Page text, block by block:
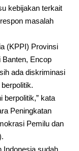
kebijakan terkait
masalah
(KPPI) Provinsi
Banten, Encop
ada diskriminasi
berpolitik,” kata
Peningkatan
Pemilu dan
Indonesia sudah